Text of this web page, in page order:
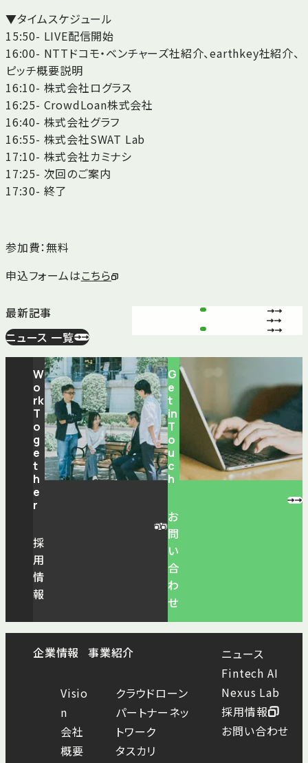
▼タイムスケジュール
15:50- LIVE配信開始
16:00- NTTドコモ・ベンチャーズ社紹介、earthkey社紹介、
ピッチ概要説明
16:10- 株式会社ログラス
16:25- CrowdLoan株式会社
16:40- 株式会社グラフ
16:55- 株式会社SWAT Lab
17:10- 株式会社カミナシ
17:25- 次回のご案内
17:30- 終了
参加費：無料
申込フォームはこちら
最新記事
ニュース 一覧
W
o
rk
T
o
g
e
t
h
e
r
採
用
情
報
G
e
t
in
T
o
u
c
h
お
問
い
合
わ
せ
企業情報
Visio
n
会社
概要
事業紹介
クラウドローン
パートナーネッ
トワーク
タスカリ
ニュース
Fintech AI
Nexus Lab
採用情報
お問い合わせ